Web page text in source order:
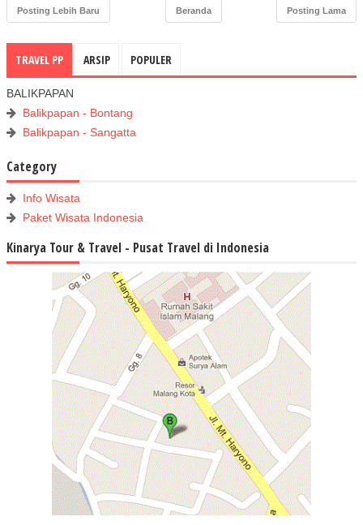
Posting Lebih Baru Posting Lama
Beranda
TRAVEL PP ARSIP POPULER
BALIKPAPAN
Balikpapan - Bontang
Balikpapan - Sangatta
Category
Info Wisata
Paket Wisata Indonesia
Kinarya Tour & Travel - Pusat Travel di Indonesia